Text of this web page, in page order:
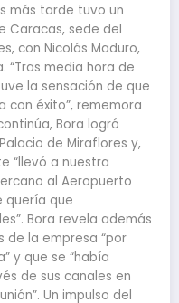
más tarde tuvo un
Caracas, sede del
con Nicolás Maduro,
“Tras media hora de
la sensación de que
con éxito”, rememora
Bora logró
de Miraflores y,
“llevó a nuestra
al Aeropuerto
quería que
Bora revela además
de la empresa “por
y que se “había
de sus canales en
Un impulso del